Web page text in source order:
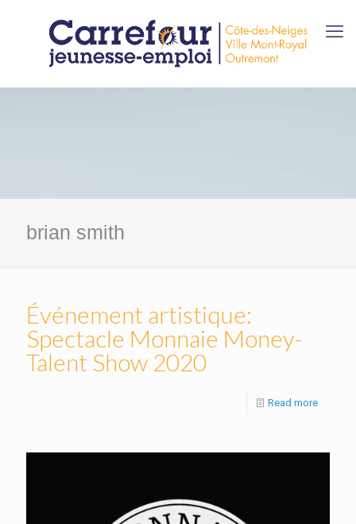
brian smith
Événement artistique:
Spectacle Monnaie Money-
Talent Show 2020
Read more